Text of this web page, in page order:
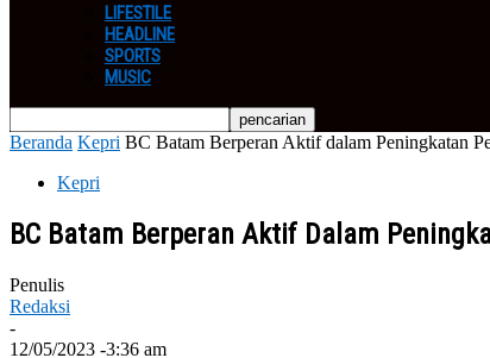
LIFESTILE
HEADLINE
SPORTS
MUSIC
Beranda Kepri BC Batam Berperan Aktif dalam Peningkatan
Kepri
BC Batam Berperan Aktif Dalam
Penulis
Redaksi
-
12/05/2023 -3:36 am